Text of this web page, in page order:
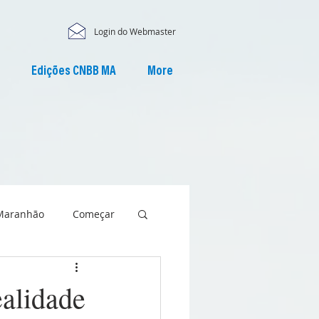
Login do Webmaster
Edições CNBB MA More
Começar